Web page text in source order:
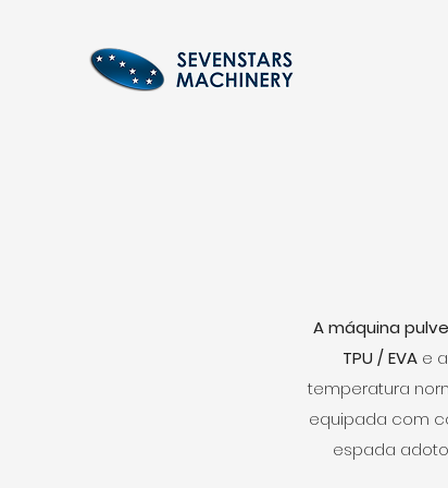
A máquina
TPU / EVAe
temperatura
equipada com
espada